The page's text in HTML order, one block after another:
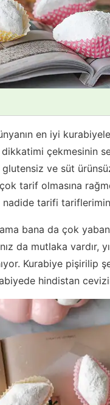
en iyi
çekmesinin
ve süt
tarif olmasına
tarifi
bana da çok
da mutlaka vardır,
Kurabiye pişirilip
hindistan